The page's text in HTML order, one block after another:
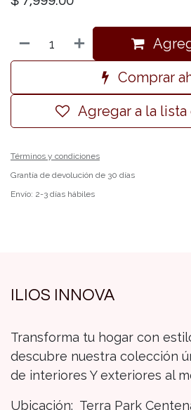
Comprar
Agregar a la
Términos y condiciones
Grantía de devolución de 30 días
Envío: 2-3 días hábiles
ILIOS INNOVA
Transforma tu hogar con
descubre nuestra colección
de interiores Y exteriores al
Ubicación: Terra Park